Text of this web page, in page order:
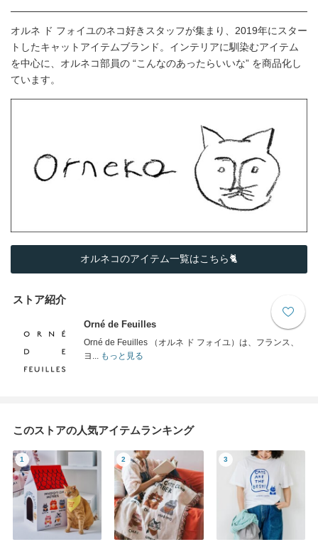
オルネ ド フォイユのネコ好きスタッフが集まり、2019年にスター
トしたキャットアイテムブランド。インテリアに馴染むアイテム
を中心に、オルネコ部員の “こんなのあったらいいな” を商品化し
ています。
オルネコのアイテム一覧はこちら🐈
ストア紹介
Orné de Feuilles
Orné de Feuilles （オルネ ド フォイユ）は、フランス、
ヨ...もっと見る
このストアの人気アイテムランキング